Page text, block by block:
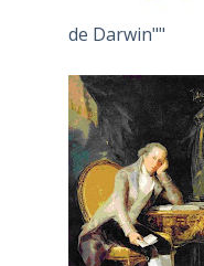
de Darwin""